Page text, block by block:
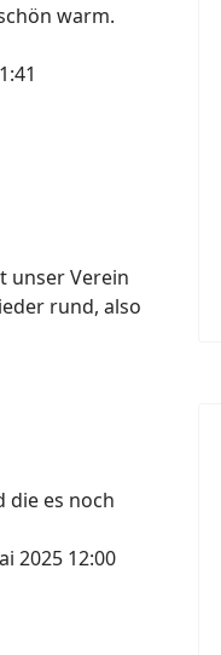
warm.
unser Verein
rund, also
die es noch
2025 12:00